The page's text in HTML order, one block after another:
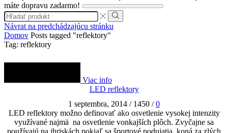
máte dopravu zadarmo!
Search
input
Search
Návrat na predchádzajúcu stránku
Domov Posts tagged "reflektory"
Tag: reflektory
Viac info
LED reflektory
1 septembra, 2014 / 1450 / 0
LED reflektory možno definovať ako osvetlenie vysokej intenzity
využívané najmä na osvetlenie vonkajších plôch. Zvyčajne sa
používajú na ihriskách pokiaľ sa športové podujatia koná za zlých